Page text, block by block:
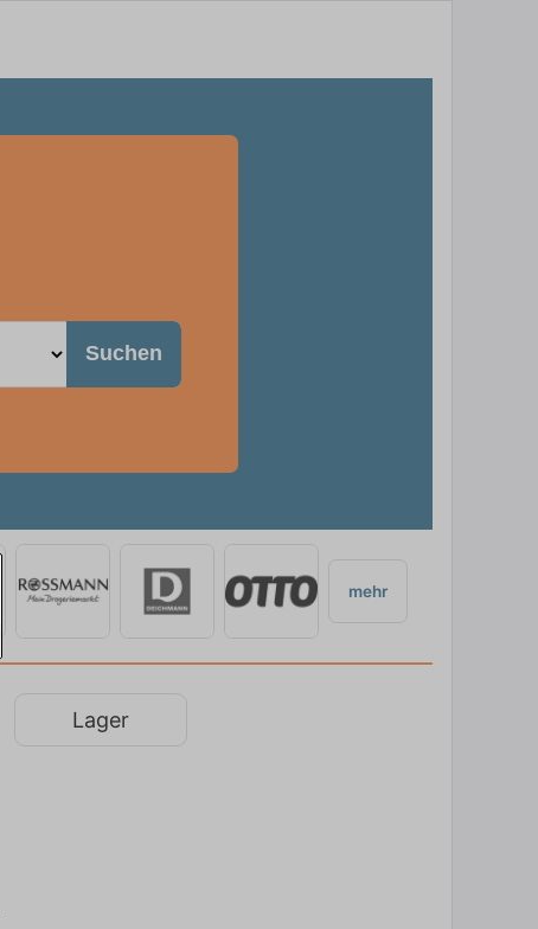
Suchen
mehr
Lager